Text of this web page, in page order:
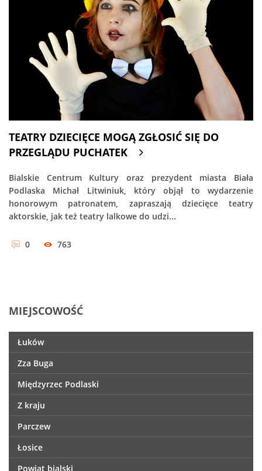
TEATRY DZIECIĘCE MOGĄ ZGŁOSIĆ SIĘ DO
PRZEGLĄDU PUCHATEK
Bialskie Centrum Kultury oraz prezydent miasta Biała
Podlaska Michał Litwiniuk, który objął to wydarzenie
honorowym patronatem, zapraszają dziecięce teatry
aktorskie, jak też teatry lalkowe do udzi...
0 763
MIEJSCOWOŚĆ
Łuków
Zza Buga
Międzyrzec Podlaski
Z kraju
Parczew
Łosice
Powiat bialski